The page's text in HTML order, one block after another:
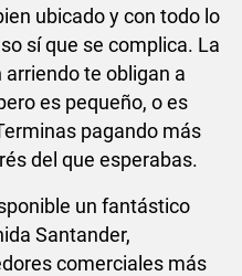
ubicado y con todo lo
sí que se complica. La
te obligan a
es pequeño, o es
pagando más
del que esperabas.
un fantástico
Santander,
comerciales más